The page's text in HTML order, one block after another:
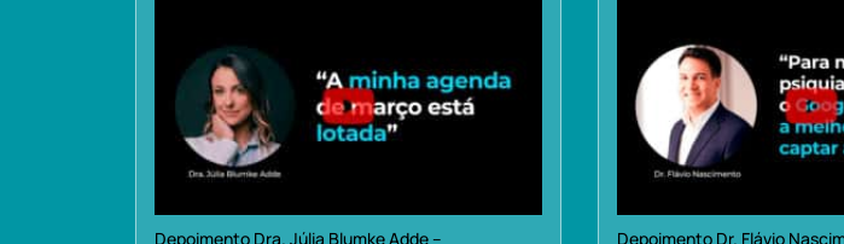
Depoimento Dra. Júlia Blumke Adde – Depoimento Dr. Flávio